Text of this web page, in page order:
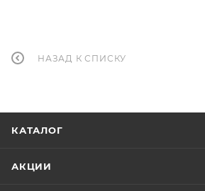
НАЗАД К СПИСКУ
КАТАЛОГ
АКЦИИ